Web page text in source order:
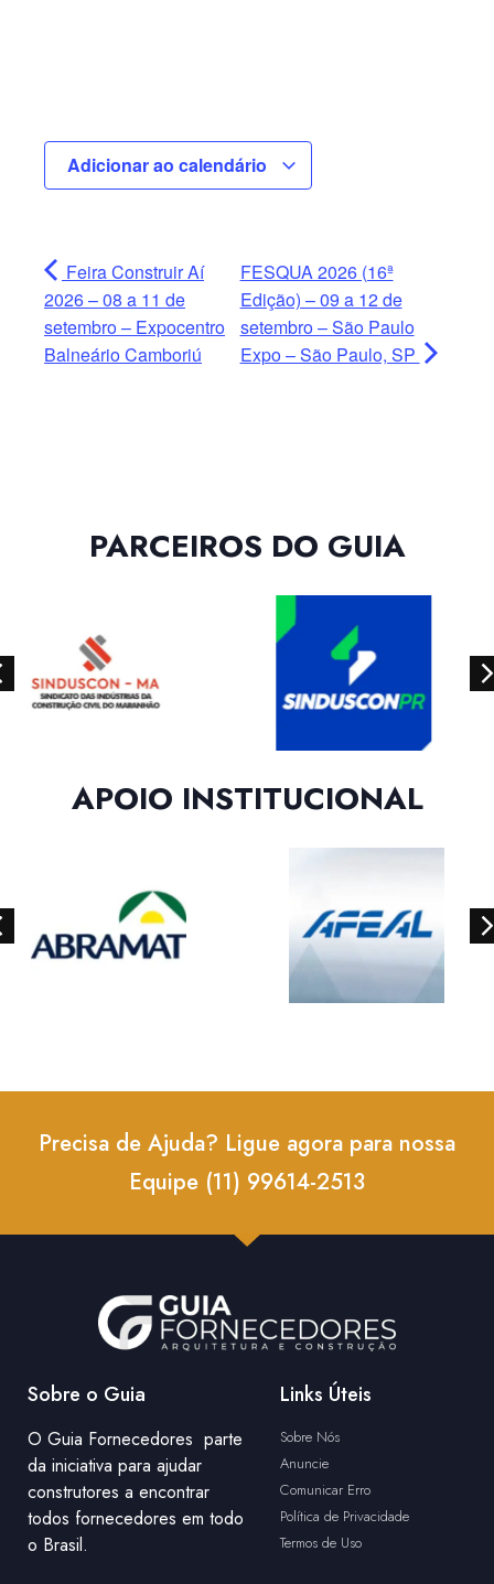
Adicionar ao calendário
Feira Construir Aí
2026 – 08 a 11 de
setembro – Expocentro
Balneário Camboriú
FESQUA 2026 (16ª
Edição) – 09 a 12 de
setembro – São Paulo
Expo – São Paulo, SP
PARCEIROS DO GUIA
APOIO INSTITUCIONAL
Precisa de Ajuda? Ligue agora para nossa
Equipe (11) 99614-2513
Sobre o Guia
O Guia Fornecedores parte
da iniciativa para ajudar
construtores a encontrar
todos fornecedores em todo
o Brasil.
Links Úteis
Sobre Nós
Anuncie
Comunicar Erro
Política de Privacidade
Termos de Uso